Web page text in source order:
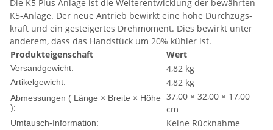
Die K5 Plus Anlage ist die Weiterentwicklung der bewährten
K5-Anlage. Der neue Antrieb bewirkt eine hohe Durchzugs-
kraft und ein gesteigertes Drehmoment. Dies bewirkt unter
anderem, dass das Handstück um 20% kühler ist.
Produkteigenschaft
Wert
Versandgewicht: 4,82 kg
Artikelgewicht: 4,82 kg
Abmessungen ( Länge × Breite × Höhe
):
37,00 × 32,00 × 17,00
cm
Umtausch-Information:
Keine Rücknahme